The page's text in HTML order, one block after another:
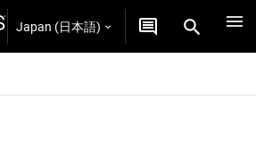
Japan (日本語)